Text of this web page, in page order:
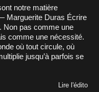
notre matière
Marguerite Duras Écrire
Non pas comme une
comme une nécessité.
où tout circule, où
jusqu’à parfois se
Lire l'édito